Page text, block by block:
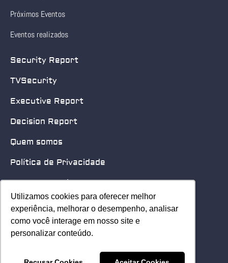
Utilizamos cookies para oferecer melhor
experiência, melhorar o desempenho, analisar
como você interage em nosso site e
personalizar conteúdo.
Utilizamos cookies para oferecer melhor
experiência, melhorar o desempenho, analisar
como você interage em nosso site e
personalizar conteúdo.
Próximos Eventos
Eventos realizados
Security Report
TVSecurity
Executive Report
Decision Report
Quem somos
Política de Privacidade
Quero patrocinar
Contato
Home
© 2025 Security Leader. Todos os Direitos Reservados.